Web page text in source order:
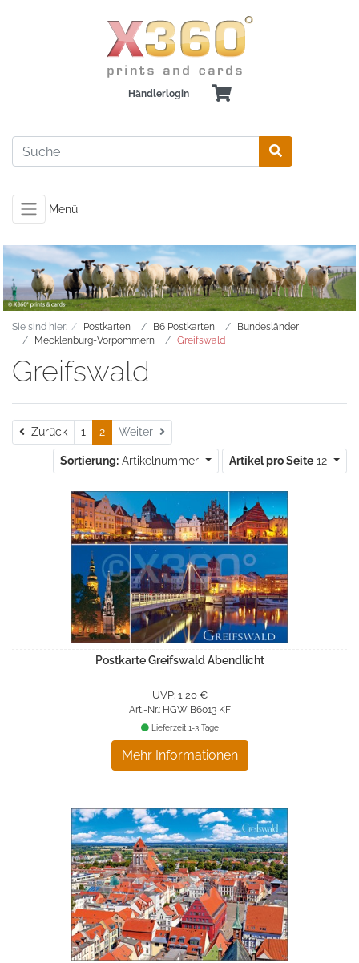
Händlerlogin
Menü
Sie sind hier: Postkarten B6 Postkarten
Bundesländer
Mecklenburg-Vorpommern
Greifswald
Greifswald
ZurückZurück
1 2 Weiter
Sortierung: Artikelnummer Artikel pro Seite 12
Postkarte Greifswald Abendlicht
UVP: 1,20 €
Art.-Nr.: HGW B6013 KF
Mehr Informationen
Lieferzeit 1-3 Tage